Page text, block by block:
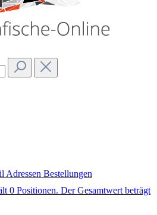
Adressen Bestellungen
0 Positionen. Der Gesamtwert beträgt